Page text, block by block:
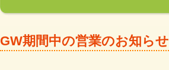
GW期間中の営業のお知らせ